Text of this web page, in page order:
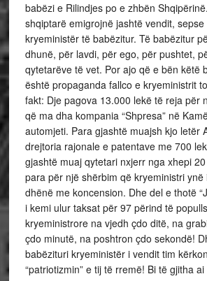
babëzi e Rilindjes po e zhbën
shqiptarë emigrojnë jashtë vendit,
kryeministër të babëzitur. Të babëzitur
dhunë, për lavdi, për ego, për pushtet,
qytetarëve të vet. Por ajo që e bën këtë
është propaganda fallco e kryeministrit
fakt: Dje pagova 13.000 lekë të reja për
që ma dha kompania “Shpresa” në
automjeti. Para gjashtë muajsh kjo letër
drejtoria rajonale e patentave me 700
gjashtë muaj qytetari nxjerr nga xhepi
para për një shërbim që kryeministri
dhënë me koncension. Dhe del e thotë
i kemi ulur taksat për 97 përind të
kryeministrore na vjedh çdo ditë, na
çdo minutë, na poshtron çdo sekondë!
babëzituri kryeministër i vendit tim
“patriotizmin” e tij të rremë! Bi të gjitha